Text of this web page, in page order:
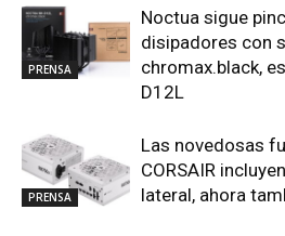
PRENSA
Noctua sigue
disipadores con
chromax.black,
D12L
PRENSA
Las novedosas
CORSAIR
lateral, ahora